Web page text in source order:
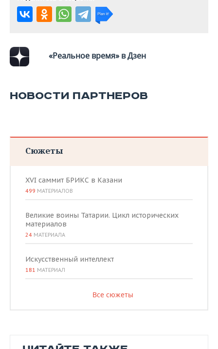
«Реальное время» в Дзен
НОВОСТИ ПАРТНЕРОВ
Сюжеты
XVI саммит БРИКС в Казани
499 МАТЕРИАЛОВ
Великие воины Татарии. Цикл исторических
материалов
24 МАТЕРИАЛА
Искусственный интеллект
181 МАТЕРИАЛ
Все сюжеты